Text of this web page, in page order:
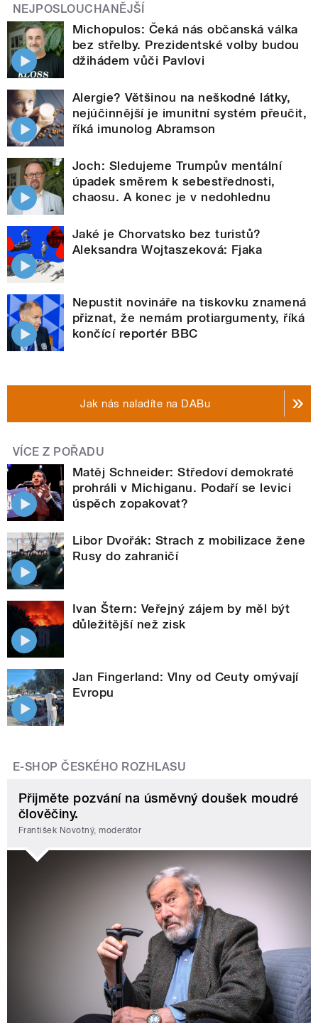
NEJPOSLOUCHANĚJŠÍ
Michopulos: Čeká nás občanská válka
bez střelby. Prezidentské volby budou
džihádem vůči Pavlovi
Alergie? Většinou na neškodné látky,
nejúčinnější je imunitní systém přeučit,
říká imunolog Abramson
Joch: Sledujeme Trumpův mentální
úpadek směrem k sebestřednosti,
chaosu. A konec je v nedohlednu
Jaké je Chorvatsko bez turistů?
Aleksandra Wojtaszeková: Fjaka
Nepustit novináře na tiskovku znamená
přiznat, že nemám protiargumenty, říká
končící reportér BBC
Jak nás naladíte na DABu
VÍCE Z POŘADU
Matěj Schneider: Středoví demokraté
prohráli v Michiganu. Podaří se levici
úspěch zopakovat?
Libor Dvořák: Strach z mobilizace žene
Rusy do zahraničí
Ivan Štern: Veřejný zájem by měl být
důležitější než zisk
Jan Fingerland: Vlny od Ceuty omývají
Evropu
E-SHOP ČESKÉHO ROZHLASU
Přijměte pozvání na úsměvný doušek moudré
člověčiny.
František Novotný, moderátor